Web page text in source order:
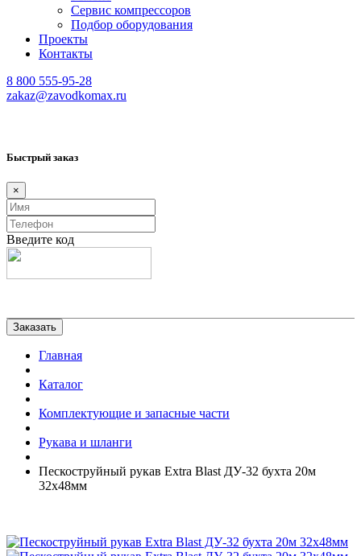
Сервис компрессоров
Подбор оборудования
Проекты
Контакты
8 800 555-95-28
zakaz@zavodkomax.ru
Быстрый заказ
×
Введите код
Главная
Каталог
Комплектующие и запасные части
Рукава и шланги
Пескоструйный рукав Extra Blast ДУ-32 бухта 20м
32х48мм